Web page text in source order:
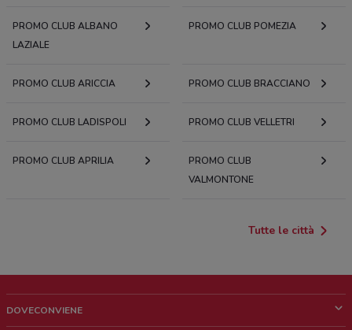
PROMO CLUB ALBANO
LAZIALE
PROMO CLUB POMEZIA
PROMO CLUB ARICCIA PROMO CLUB BRACCIANO
PROMO CLUB LADISPOLI PROMO CLUB VELLETRI
PROMO CLUB APRILIA
PROMO CLUB
VALMONTONE
Tutte le città
DOVECONVIENE